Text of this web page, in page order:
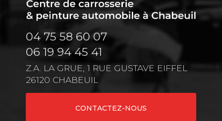
04 75 58 60 07
06 19 94 45 41
Z.A. LA GRUE, 1 RUE GUSTAVE EIFFEL
26120 CHABEUIL
CONTACTEZ-NOUS